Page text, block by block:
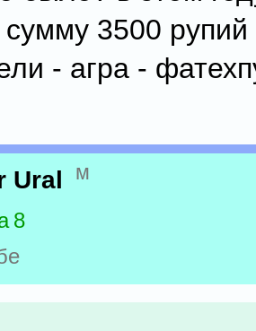
3500
- агра -
Ural м
8